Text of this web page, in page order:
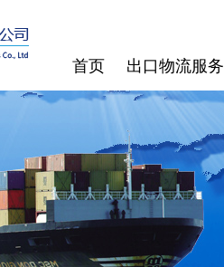
首页 出口物流服务